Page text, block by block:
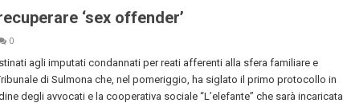
‘sex offender’
0
agli imputati condannati per reati afferenti alla sfera familiare e
di Sulmona che, nel pomeriggio, ha siglato il primo protocollo in
degli avvocati e la cooperativa sociale “L’elefante” che sarà incaricata